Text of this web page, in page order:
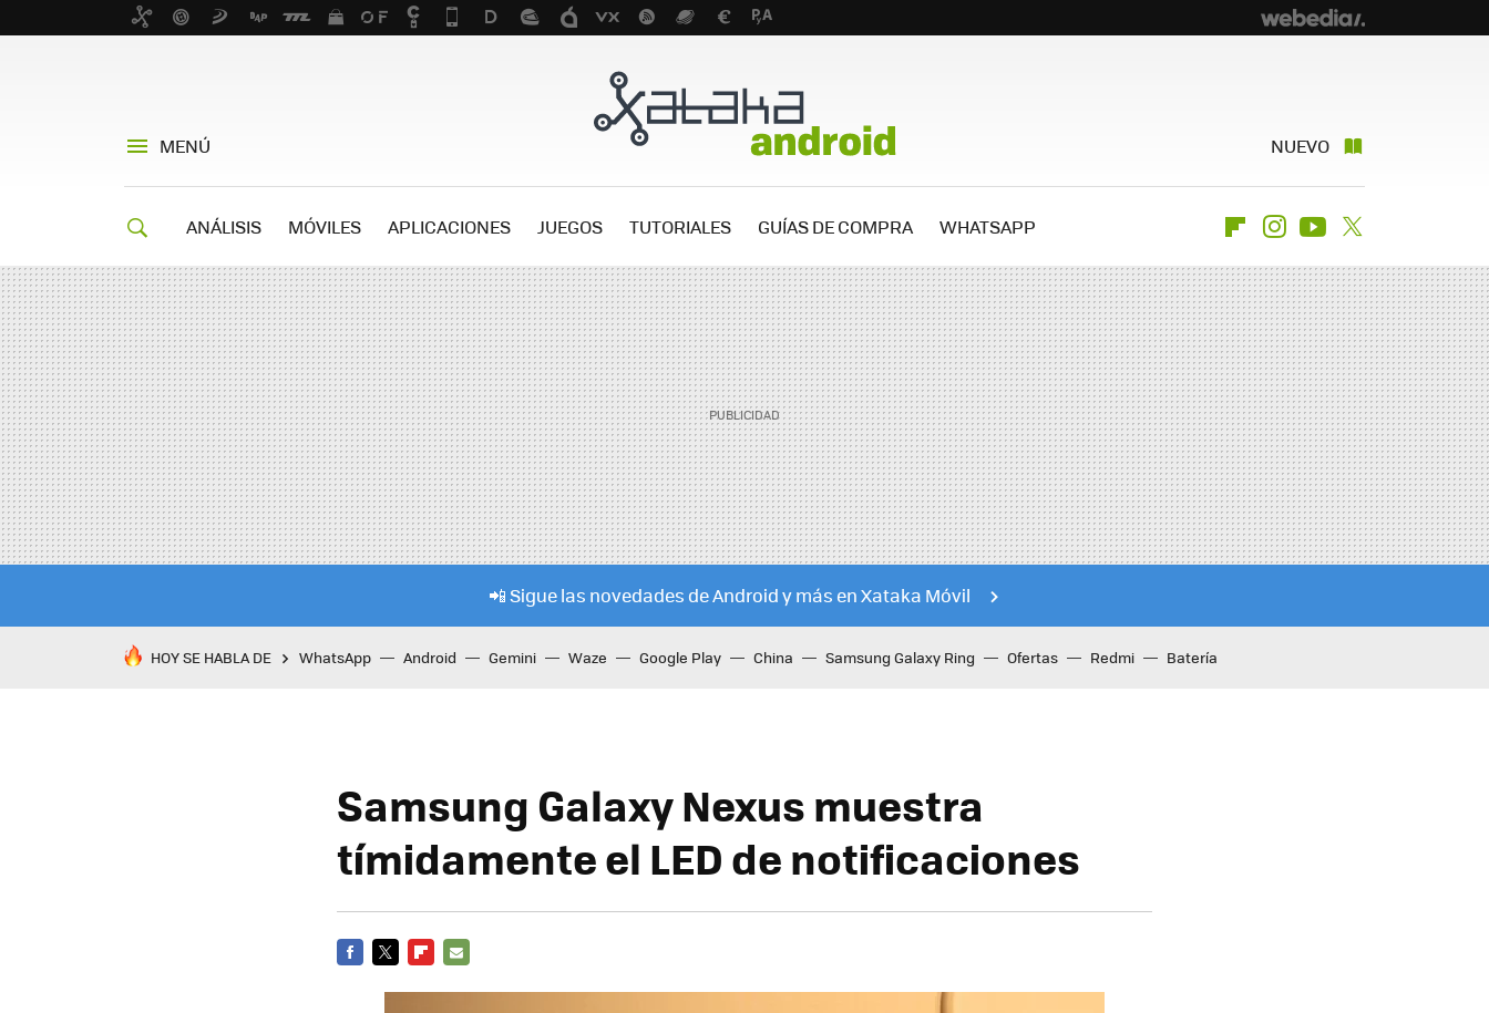
MENÚ NUEVO
ANÁLISIS MÓVILES APLICACIONES JUEGOS TUTORIALES GUÍAS DE COMPRA WHATSAPP FlipboardInstagramYoutube
📲 Sigue las novedades de Android y más en Xataka Móvil
HOY SE HABLA DE WhatsApp Android Gemini Waze Google Play China Samsung Galaxy Ring Ofertas Redmi Batería
Samsung Galaxy Nexus muestra
tímidamente el LED de notificaciones